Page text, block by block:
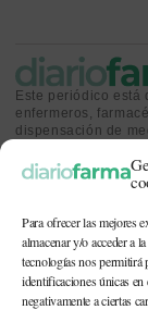
Para ofrecer las mejores
almacenar y/o acceder a
tecnologías nos permitirá
identificaciones únicas
negativamente a ciertas
Este periódico está
enfermeros,
dispensación de
sanitaria.
CONTACTO Y